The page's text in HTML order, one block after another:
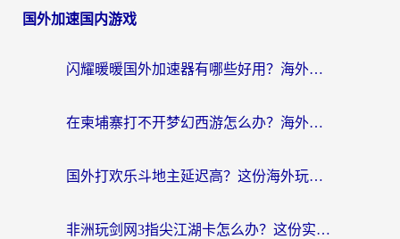
国外加速国内游戏
闪耀暖暖国外加速器有哪些好用？海外党亲测的国服游戏加速终极指南
在柬埔寨打不开梦幻西游怎么办？海外玩家国服游戏加速终极指南
国外打欢乐斗地主延迟高？这份海外玩家国服游戏加速指南帮你解决卡顿烦恼
非洲玩剑网3指尖江湖卡怎么办？这份实测有效的国服游戏加速指南请收好